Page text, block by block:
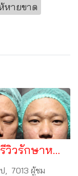
หายขาด
ภาพรีวิวรักษาหลุมสิว
, 7013 ผู้ชม